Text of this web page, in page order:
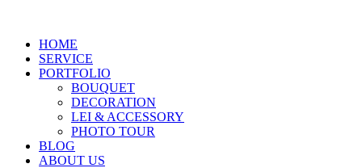
HOME
SERVICE
PORTFOLIO
BOUQUET
DECORATION
LEI & ACCESSORY
PHOTO TOUR
BLOG
ABOUT US